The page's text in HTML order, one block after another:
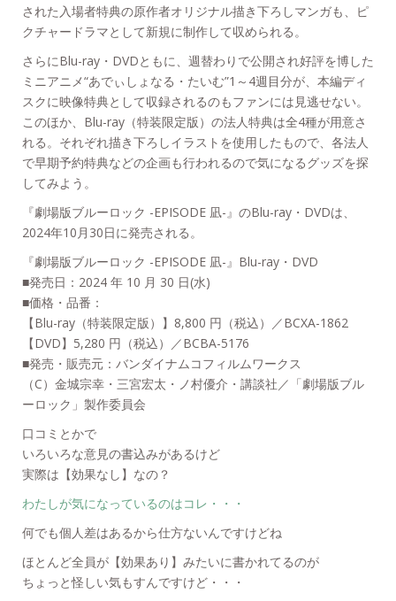
された入場者特典の原作者オリジナル描き下ろしマンガも、ピ
クチャードラマとして新規に制作して収められる。
さらにBlu-ray・DVDともに、週替わりで公開され好評を博した
ミニアニメ“あでぃしょなる・たいむ”1～4週目分が、本編ディ
スクに映像特典として収録されるのもファンには見逃せない。
このほか、Blu-ray（特装限定版）の法人特典は全4種が用意さ
れる。それぞれ描き下ろしイラストを使用したもので、各法人
で早期予約特典などの企画も行われるので気になるグッズを探
してみよう。
『劇場版ブルーロック -EPISODE 凪-』のBlu-ray・DVDは、
2024年10月30日に発売される。
『劇場版ブルーロック -EPISODE 凪-』Blu-ray・DVD
■発売日：2024 年 10 月 30 日(水)
■価格・品番：
【Blu-ray（特装限定版）】8,800 円（税込）／BCXA-1862
【DVD】5,280 円（税込）／BCBA-5176
■発売・販売元：バンダイナムコフィルムワークス
（C）金城宗幸・三宮宏太・ノ村優介・講談社／「劇場版ブル
ーロック」製作委員会
口コミとかで
いろいろな意見の書込みがあるけど
実際は【効果なし】なの？
わたしが気になっているのはコレ・・・
何でも個人差はあるから仕方ないんですけどね
ほとんど全員が【効果あり】みたいに書かれてるのが
ちょっと怪しい気もすんですけど・・・